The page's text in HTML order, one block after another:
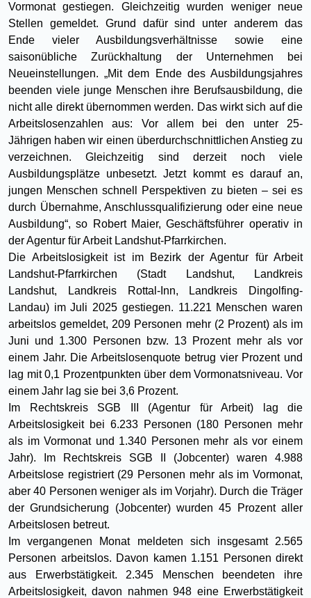
Vormonat gestiegen. Gleichzeitig wurden weniger neue
Stellen gemeldet. Grund dafür sind unter anderem das
Ende vieler Ausbildungsverhältnisse sowie eine
saisonübliche Zurückhaltung der Unternehmen bei
Neueinstellungen. „Mit dem Ende des Ausbildungsjahres
beenden viele junge Menschen ihre Berufsausbildung, die
nicht alle direkt übernommen werden. Das wirkt sich auf die
Arbeitslosenzahlen aus: Vor allem bei den unter 25-
Jährigen haben wir einen überdurchschnittlichen Anstieg zu
verzeichnen. Gleichzeitig sind derzeit noch viele
Ausbildungsplätze unbesetzt. Jetzt kommt es darauf an,
jungen Menschen schnell Perspektiven zu bieten – sei es
durch Übernahme, Anschlussqualifizierung oder eine neue
Ausbildung“, so Robert Maier, Geschäftsführer operativ in
der Agentur für Arbeit Landshut-Pfarrkirchen.
Die Arbeitslosigkeit ist im Bezirk der Agentur für Arbeit
Landshut-Pfarrkirchen (Stadt Landshut, Landkreis
Landshut, Landkreis Rottal-Inn, Landkreis Dingolfing-
Landau) im Juli 2025 gestiegen. 11.221 Menschen waren
arbeitslos gemeldet, 209 Personen mehr (2 Prozent) als im
Juni und 1.300 Personen bzw. 13 Prozent mehr als vor
einem Jahr. Die Arbeitslosenquote betrug vier Prozent und
lag mit 0,1 Prozentpunkten über dem Vormonatsniveau. Vor
einem Jahr lag sie bei 3,6 Prozent.
Im Rechtskreis SGB III (Agentur für Arbeit) lag die
Arbeitslosigkeit bei 6.233 Personen (180 Personen mehr
als im Vormonat und 1.340 Personen mehr als vor einem
Jahr). Im Rechtskreis SGB II (Jobcenter) waren 4.988
Arbeitslose registriert (29 Personen mehr als im Vormonat,
aber 40 Personen weniger als im Vorjahr). Durch die Träger
der Grundsicherung (Jobcenter) wurden 45 Prozent aller
Arbeitslosen betreut.
Im vergangenen Monat meldeten sich insgesamt 2.565
Personen arbeitslos. Davon kamen 1.151 Personen direkt
aus Erwerbstätigkeit. 2.345 Menschen beendeten ihre
Arbeitslosigkeit, davon nahmen 948 eine Erwerbstätigkeit